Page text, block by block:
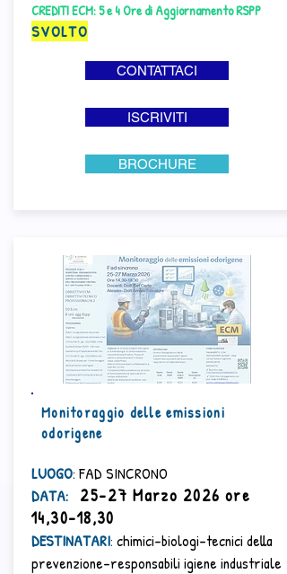
CREDITI ECM: 5 e 4 Ore di Aggiornamento RSPP
SVOLTO
CONTATTACI
ISCRIVITI
BROCHURE
Monitoraggio delle emissioni
odorigene
LUOGO: FAD SINCRONO
​DATA:
25-27 Marzo 2026 ore
14,30-18,30
DESTINATARI: chimici-biologi-tecnici della
prevenzione-responsabili igiene industriale